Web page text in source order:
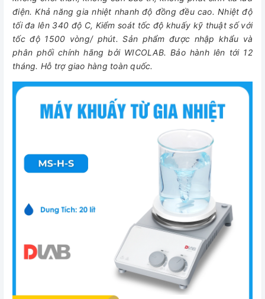
điện. Khả năng gia nhiệt nhanh độ đồng đều cao. Nhiệt độ
tối đa lên 340 độ C, Kiểm soát tốc độ khuấy kỹ thuật số với
tốc độ 1500 vòng/ phút. Sản phẩm được nhập khẩu và
phân phối chính hãng bởi WICOLAB. Bảo hành lên tới 12
tháng. Hỗ trợ giao hàng toàn quốc.